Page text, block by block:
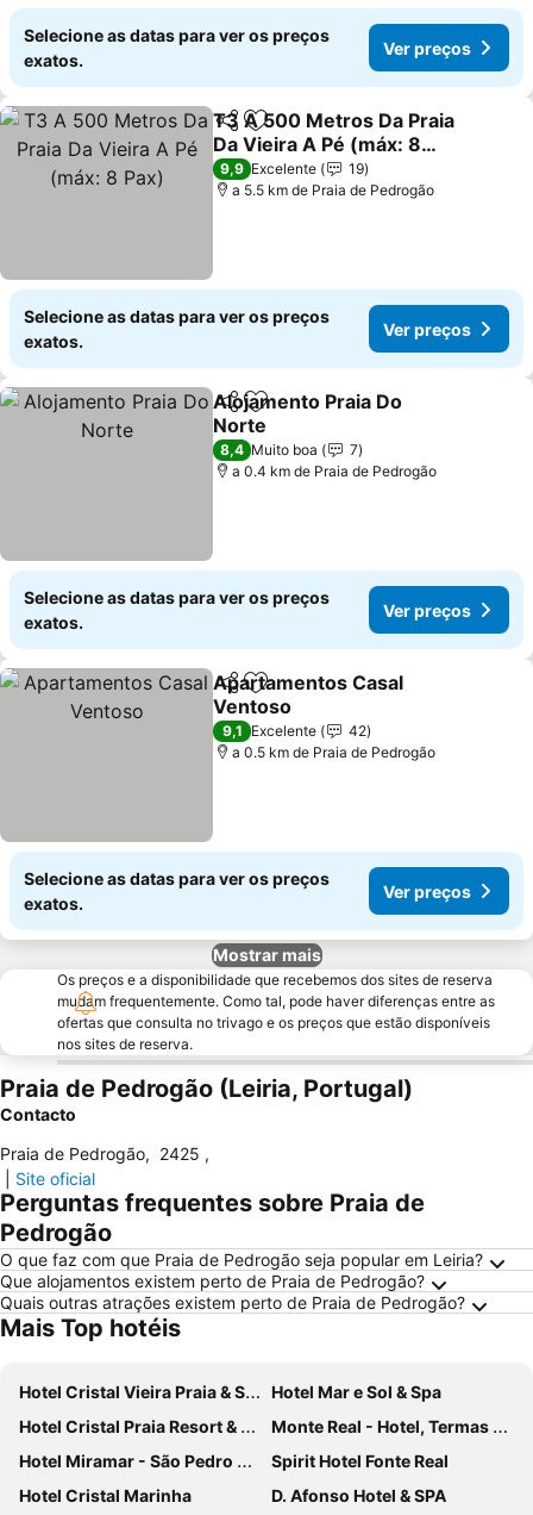
Selecione as datas para ver os preços
exatos.
Ver preços
PartilharAdicionar aos favoritos
T3 A 500 Metros Da Praia
Da Vieira A Pé (máx: 8
Pax)
Ver preços
9,9 Excelente
19
a 5.5 km de Praia de Pedrogão
Selecione as datas para ver os preços
exatos.
Ver preços
PartilharAdicionar aos favoritos
Alojamento Praia Do
Norte
Ver preços
8,4 Muito boa
7
a 0.4 km de Praia de Pedrogão
Selecione as datas para ver os preços
exatos.
Ver preços
PartilharAdicionar aos favoritos
Apartamentos Casal
Ventoso
Ver preços
9,1 Excelente
42
a 0.5 km de Praia de Pedrogão
Selecione as datas para ver os preços
exatos.
Ver preços
Mostrar mais
Os preços e a disponibilidade que recebemos dos sites de reserva
mudam frequentemente. Como tal, pode haver diferenças entre as
ofertas que consulta no trivago e os preços que estão disponíveis
nos sites de reserva.
Praia de Pedrogão (Leiria, Portugal)
Contacto
Praia de Pedrogão, 2425 ,
Site oficial
Perguntas frequentes sobre Praia de
Pedrogão
O que faz com que Praia de Pedrogão seja popular em Leiria?
Que alojamentos existem perto de Praia de Pedrogão?
Quais outras atrações existem perto de Praia de Pedrogão?
Mais Top hotéis
Hotel Cristal Vieira Praia & SPA
Hotel Mar e Sol & Spa
Hotel Cristal Praia Resort & SPA
Monte Real - Hotel, Termas & Spa
Hotel Miramar - São Pedro de Moel
Spirit Hotel Fonte Real
Hotel Cristal Marinha
D. Afonso Hotel & SPA